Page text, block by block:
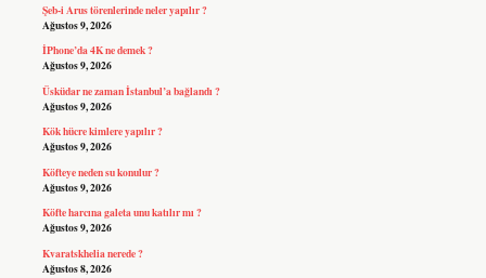
Şeb-i Arus törenlerinde neler yapılır ?
Ağustos 9, 2026
İPhone’da 4K ne demek ?
Ağustos 9, 2026
Üsküdar ne zaman İstanbul’a bağlandı ?
Ağustos 9, 2026
Kök hücre kimlere yapılır ?
Ağustos 9, 2026
Köfteye neden su konulur ?
Ağustos 9, 2026
Köfte harcına galeta unu katılır mı ?
Ağustos 9, 2026
Kvaratskhelia nerede ?
Ağustos 8, 2026